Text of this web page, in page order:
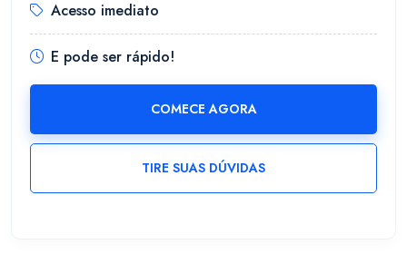
Acesso imediato
E pode ser rápido!
COMECE AGORA
TIRE SUAS DÚVIDAS